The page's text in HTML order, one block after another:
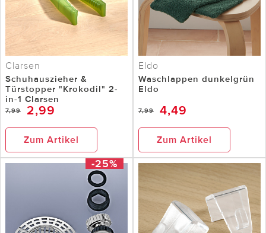
Clarsen
Schuhauszieher &
Türstopper "Krokodil" 2-
in-1 Clarsen
7,99 2,99
Zum Artikel
Eldo
Waschlappen dunkelgrün
Eldo
7,99 4,49
Zum Artikel
-25%